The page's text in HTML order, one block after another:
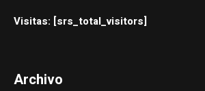
Visitas: [srs_total_visitors]
Archivo